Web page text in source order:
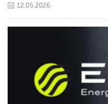
12.05.2026